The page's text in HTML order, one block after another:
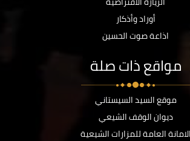
أوراد وأذكار
اذاعة صوت الحسين
مواقع ذات صلة
موقع السيد السيستاني
ديوان الوقف الشيعي
الامانة العامة للمزارات الشيعية